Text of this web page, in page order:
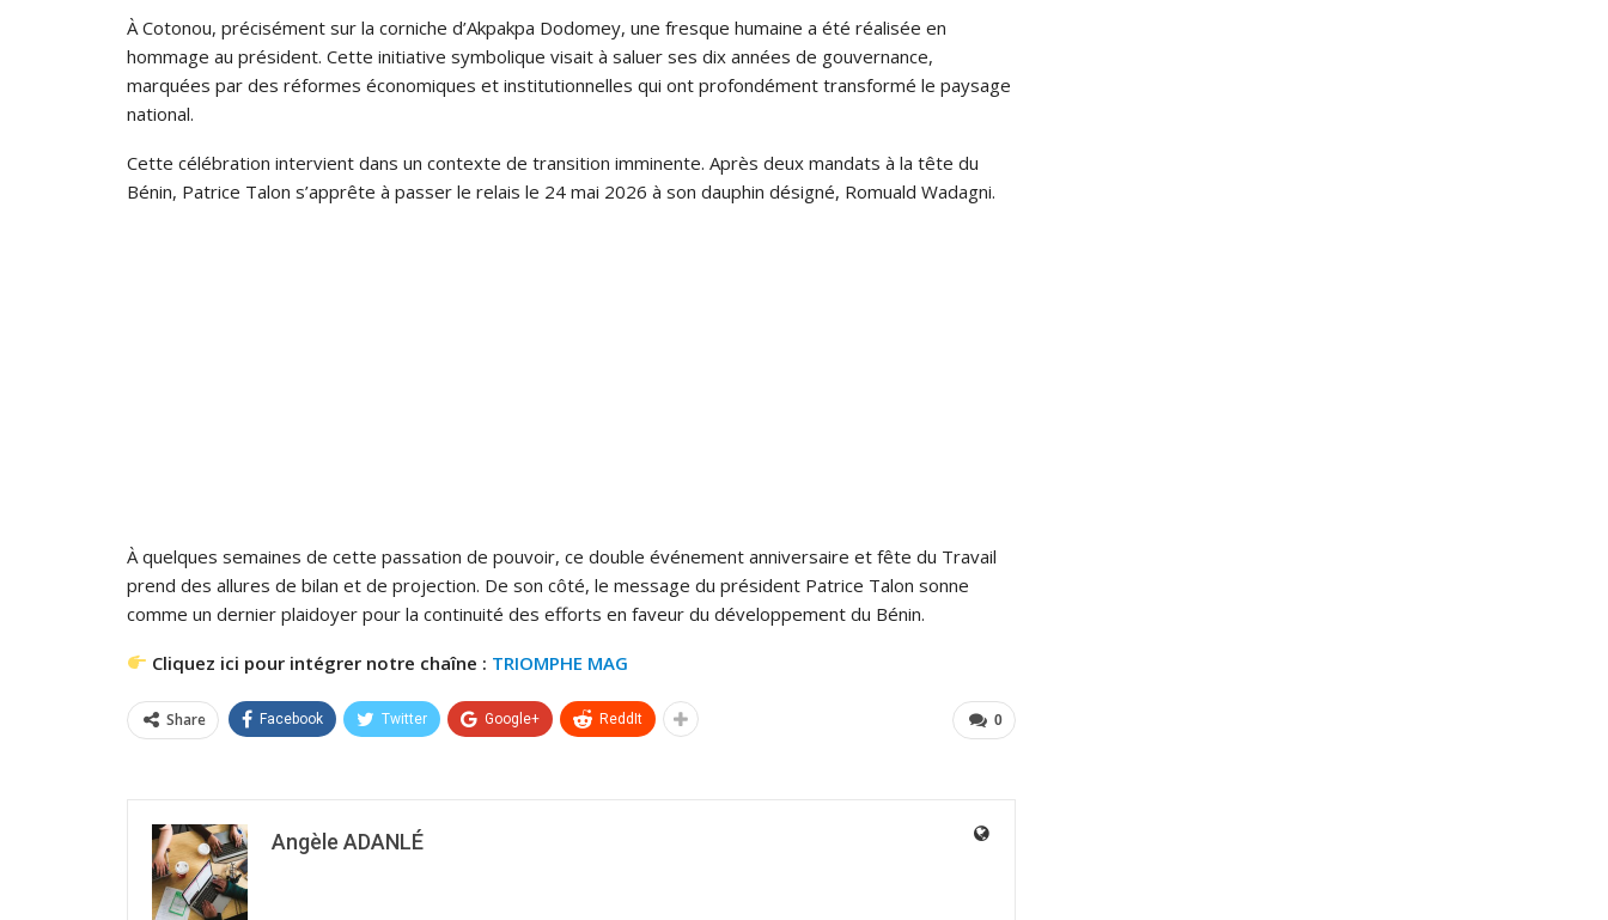
À Cotonou, précisément sur la corniche d’Akpakpa Dodomey, une fresque humaine a été réalisée en
hommage au président. Cette initiative symbolique visait à saluer ses dix années de gouvernance,
marquées par des réformes économiques et institutionnelles qui ont profondément transformé le paysage
national.
Cette célébration intervient dans un contexte de transition imminente. Après deux mandats à la tête du
Bénin, Patrice Talon s’apprête à passer le relais le 24 mai 2026 à son dauphin désigné, Romuald Wadagni.
À quelques semaines de cette passation de pouvoir, ce double événement anniversaire et fête du Travail
prend des allures de bilan et de projection. De son côté, le message du président Patrice Talon sonne
comme un dernier plaidoyer pour la continuité des efforts en faveur du développement du Bénin.
Cliquez ici pour intégrer notre chaîne : TRIOMPHE MAG
0
Share Facebook Twitter Google+ ReddIt
Angèle ADANLÉ